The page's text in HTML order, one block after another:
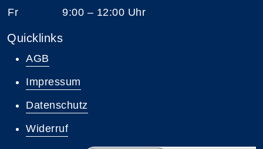
Fr
9:00 – 12:00 Uhr
Quicklinks
AGB
Impressum
Datenschutz
Widerruf